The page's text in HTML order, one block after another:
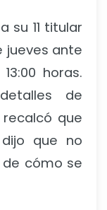
su 11 titular
jueves ante
horas.
de
que
que no
cómo se